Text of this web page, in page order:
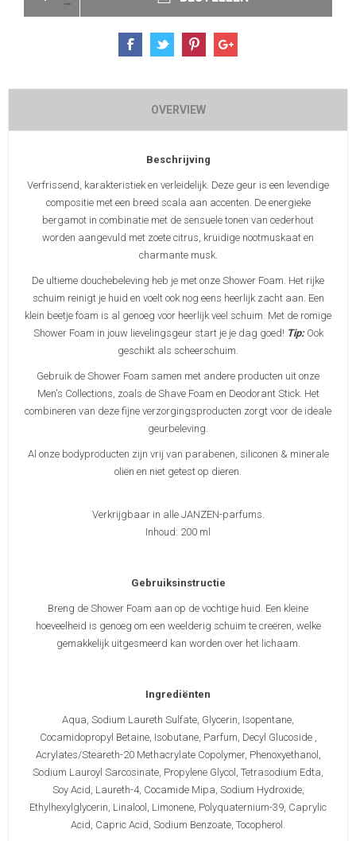
OVERVIEW
Beschrijving
Verfrissend, karakteristiek en verleidelijk. Deze geur is een levendige
compositie met een breed scala aan accenten. De energieke
bergamot in combinatie met de sensuele tonen van cederhout
worden aangevuld met zoete citrus, kruidige nootmuskaat en
charmante musk.
De ultieme douchebeleving heb je met onze Shower Foam. Het rijke
schuim reinigt je huid en voelt ook nog eens heerlijk zacht aan. Een
klein beetje foam is al genoeg voor heerlijk veel schuim. Met de romige
Shower Foam in jouw lievelingsgeur start je je dag goed! Tip:Ook
geschikt als scheerschuim.
Gebruik de Shower Foam samen met andere producten uit onze
Men's Collections, zoals de Shave Foam en Deodorant Stick. Het
combineren van deze fijne verzorgingsproducten zorgt voor de ideale
geurbeleving.
Al onze bodyproducten zijn vrij van parabenen, siliconen & minerale
oliën en niet getest op dieren.
Verkrijgbaar in alle JANZEN-parfums.
Inhoud: 200 ml
Gebruiksinstructie
Breng de Shower Foam aan op de vochtige huid. Een kleine
hoeveelheid is genoeg om een weelderig schuim te creëren, welke
gemakkelijk uitgesmeerd kan worden over het lichaam.
Ingrediënten
Aqua, Sodium Laureth Sulfate, Glycerin, Isopentane,
Cocamidopropyl Betaine, Isobutane, Parfum, Decyl Glucoside ,
Acrylates/Steareth-20 Methacrylate Copolymer, Phenoxyethanol,
Sodium Lauroyl Sarcosinate, Propylene Glycol, Tetrasodium Edta,
Soy Acid, Laureth-4, Cocamide Mipa, Sodium Hydroxide,
Ethylhexylglycerin, Linalool, Limonene, Polyquaternium-39, Caprylic
Acid, Capric Acid, Sodium Benzoate, Tocopherol.